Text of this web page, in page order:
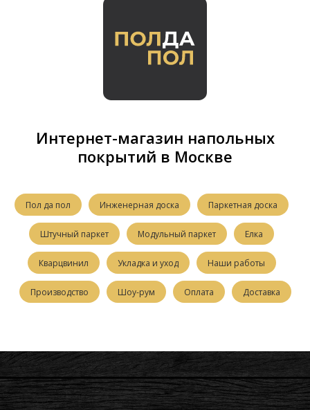
Интернет-магазин напольных
покрытий в Москве
Пол да пол Инженерная доска Паркетная доска
Штучный паркет Модульный паркет Елка
Кварцвинил Укладка и уход Наши работы
Производство Шоу-рум Оплата Доставка